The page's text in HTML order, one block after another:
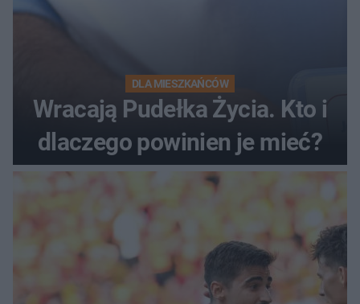
DLA MIESZKAŃCÓW
Wracają Pudełka Życia. Kto i
dlaczego powinien je mieć?